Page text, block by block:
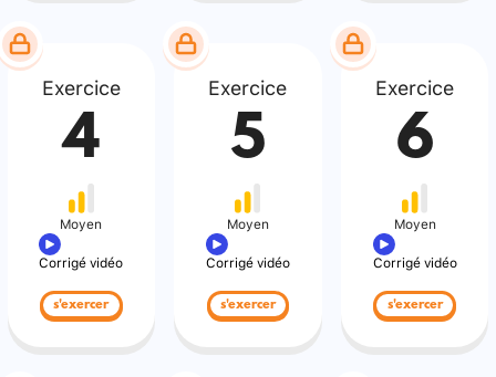
Exercice
4
Moyen
Corrigé vidéo
s'exercer
Exercice
5
Moyen
Corrigé vidéo
s'exercer
Exercice
6
Moyen
Corrigé vidéo
s'exercer